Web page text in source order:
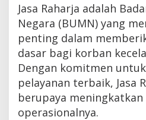
Jasa Raharja adalah
Negara (BUMN) yang
penting dalam
dasar bagi korban
Dengan komitmen
pelayanan terbaik, Jasa
berupaya
operasionalnya.